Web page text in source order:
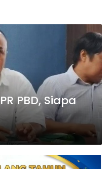
PBD, Siapa